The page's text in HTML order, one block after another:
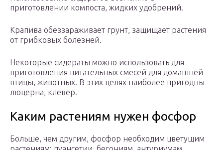
приготовлении компоста, жидких удобрений.
Крапива обеззараживает грунт, защищает растения
от грибковых болезней.
Некоторые сидераты можно использовать для
приготовления питательных смесей для домашней
птицы, животных. В этих целях наиболее пригодны
люцерна, клевер.
Каким растениям нужен фосфор
Больше, чем другим, фосфор необходим цветущим